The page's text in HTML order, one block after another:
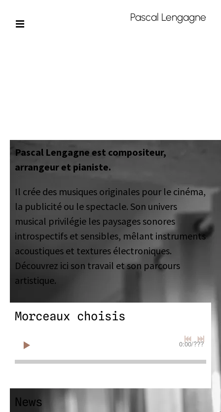
Pascal Lengagne
Pascal Lengagne est compositeur,
arrangeur et pianiste.
Il crée des musiques originales pour le cinéma,
la publicité ou le spectacle. Son univers
musical privilégie les paysages sonores
introspectifs et sensibles, mêlant instruments
acoustiques et textures électroniques.
Découvrez ici son travail et son parcours
artistique.
Morceaux choisis
0:00/???
News